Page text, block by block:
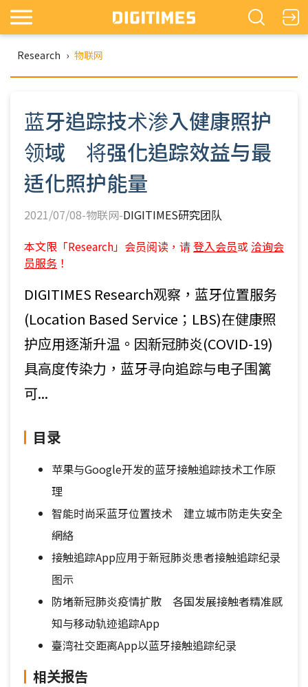
Research › 物联网
蓝牙追踪技术渗入健康照护
领域 将强化追踪效益与最
适化照护能量
2021/07/08-物联网-DIGITIMES研究团队
本文限「Research」会员阅读，请登入会员或 洽询会
员服务 ！
DIGITIMES Research观察，蓝牙位置服务
(Location Based Service；LBS)在健康照
护应用逐渐升温。因新冠肺炎(COVID-19)
具高度传染力，蓝牙寻向追踪与电子围篱
可...
目录
苹果与Google开发的蓝牙接触追踪技术工作原
理
智能时尚采蓝牙位置技术 建立城市防走失安全
網絡
接触追踪App应用于新冠肺炎患者接触追踪纪录
图示
防堵新冠肺炎疫情扩散 各国发展接触者精准感
知与移动轨迹追踪App
臺湾社交距离App以蓝牙接触追踪纪录
相关报告